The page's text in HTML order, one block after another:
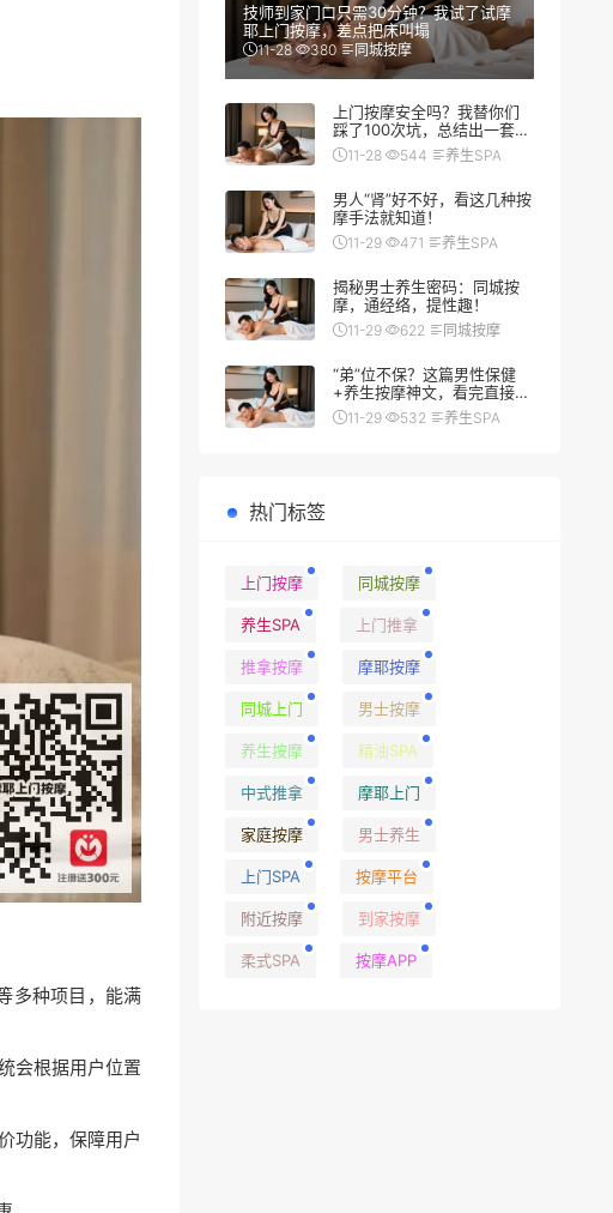
多种项目，能满
会根据用户位置
功能，保障用户
技师到家门口只需30分钟？我试了试摩
耶上门按摩，差点把床叫塌
11-28 380 同城按摩
上门按摩安全吗？我替你们
踩了100次坑，总结出一套防
翻车秘籍
11-28 544 养生SPA
男人“肾”好不好，看这几种按
摩手法就知道！
11-29 471 养生SPA
揭秘男士养生密码：同城按
摩，通经络，提性趣！
11-29 622 同城按摩
“弟”位不保？这篇男性保健
+养生按摩神文，看完直接硬
（朗）了
11-29 532 养生SPA
热门标签
上门按摩 同城按摩
养生SPA 上门推拿
推拿按摩 摩耶按摩
同城上门 男士按摩
养生按摩 精油SPA
中式推拿 摩耶上门
家庭按摩 男士养生
上门SPA 按摩平台
附近按摩 到家按摩
柔式SPA 按摩APP